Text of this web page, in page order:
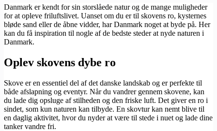
Danmark er kendt for sin storslåede natur og de mange muligheder
for at opleve friluftslivet. Uanset om du er til skovens ro, kysternes
bløde sand eller de åbne vidder, har Danmark noget at byde på. Her
kan du få inspiration til nogle af de bedste steder at nyde naturen i
Danmark.
Oplev skovens dybe ro
Skove er en essentiel del af det danske landskab og er perfekte til
både afslapning og eventyr. Når du vandrer gennem skovene, kan
du lade dig opsluge af stilheden og den friske luft. Det giver en ro i
sindet, som kun naturen kan tilbyde. En skovtur kan nemt blive til
en daglig aktivitet, hvor du nyder at være til stede i nuet og lade dine
tanker vandre fri.